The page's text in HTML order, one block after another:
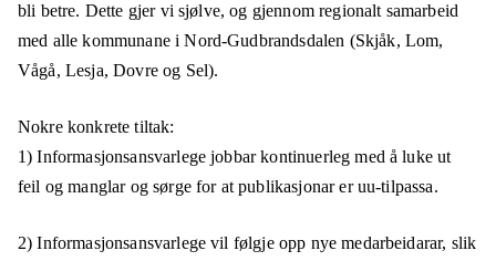
bli betre. Dette gjer vi sjølve, og gjennom regionalt samarbeid
med alle kommunane i Nord-Gudbrandsdalen (Skjåk, Lom,
Vågå, Lesja, Dovre og Sel).
Nokre konkrete tiltak:
1) Informasjonsansvarlege jobbar kontinuerleg med å luke ut
feil og manglar og sørge for at publikasjonar er uu-tilpassa.
2) Informasjonsansvarlege vil følgje opp nye medarbeidarar, slik